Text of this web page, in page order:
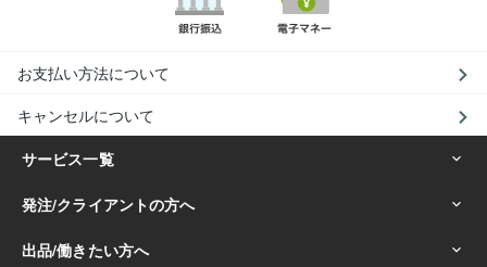
お支払い方法について
キャンセルについて